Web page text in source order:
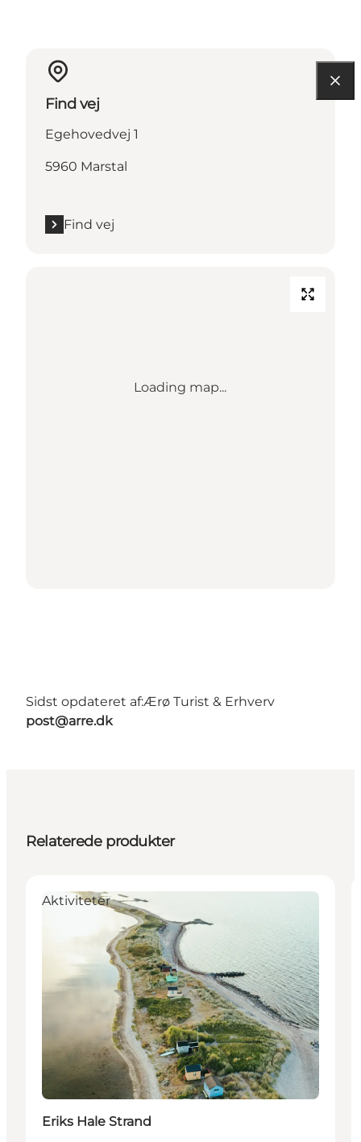
Find vej
Egehovedvej 1
5960 Marstal
Find vej
Loading map...
Sidst opdateret af:Ærø Turist & Erhverv
post@arre.dk
Relaterede produkter
Aktiviteter
Eriks Hale Strand